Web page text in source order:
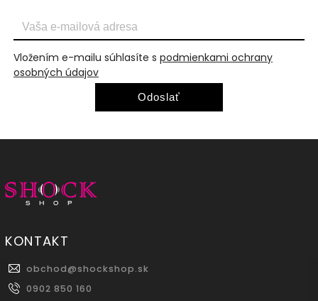
Vložením e-mailu súhlasíte s podmienkami ochrany
osobných údajov
Odoslať
KONTAKT
obchod@shockshop.sk
0902 850 160